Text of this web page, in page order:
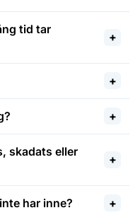
tid tar
skadats eller
har inne?